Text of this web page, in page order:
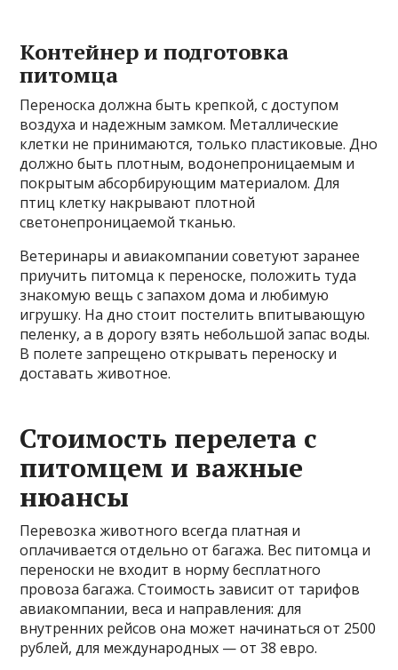
Контейнер и подготовка
питомца
Переноска должна быть крепкой, с доступом
воздуха и надежным замком. Металлические
клетки не принимаются, только пластиковые. Дно
должно быть плотным, водонепроницаемым и
покрытым абсорбирующим материалом. Для
птиц клетку накрывают плотной
светонепроницаемой тканью.
Ветеринары и авиакомпании советуют заранее
приучить питомца к переноске, положить туда
знакомую вещь с запахом дома и любимую
игрушку. На дно стоит постелить впитывающую
пеленку, а в дорогу взять небольшой запас воды.
В полете запрещено открывать переноску и
доставать животное.
Стоимость перелета с
питомцем и важные
нюансы
Перевозка животного всегда платная и
оплачивается отдельно от багажа. Вес питомца и
переноски не входит в норму бесплатного
провоза багажа. Стоимость зависит от тарифов
авиакомпании, веса и направления: для
внутренних рейсов она может начинаться от 2500
рублей, для международных — от 38 евро.